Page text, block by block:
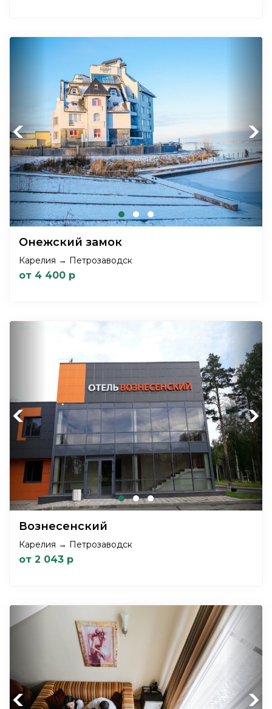
Previous Next
Онежский замок
Карелия → Петрозаводск
от 4 400 р
Previous Next
Вознесенский
Карелия → Петрозаводск
от 2 043 р
Previous Next